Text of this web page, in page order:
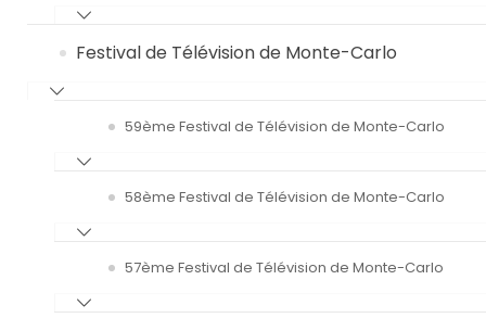
Festival de Télévision de Monte-Carlo
59ème Festival de Télévision de Monte-Carlo
58ème Festival de Télévision de Monte-Carlo
57ème Festival de Télévision de Monte-Carlo